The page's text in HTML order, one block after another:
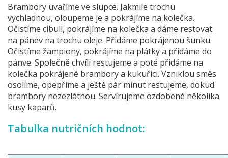
Brambory uvaříme ve slupce. Jakmile trochu
vychladnou, oloupeme je a pokrájíme na kolečka.
Očistíme cibuli, pokrájíme na kolečka a dáme restovat
na pánev na trochu oleje. Přidáme pokrájenou šunku.
Očistíme žampiony, pokrájíme na plátky a přidáme do
pánve. Společně chvíli restujeme a poté přidáme na
kolečka pokrájené brambory a kukuřici. Vzniklou směs
osolíme, opepříme a ještě pár minut restujeme, dokud
brambory nezezlátnou. Servírujeme ozdobené několika
kusy kaparů.
Tabulka nutričních hodnot: